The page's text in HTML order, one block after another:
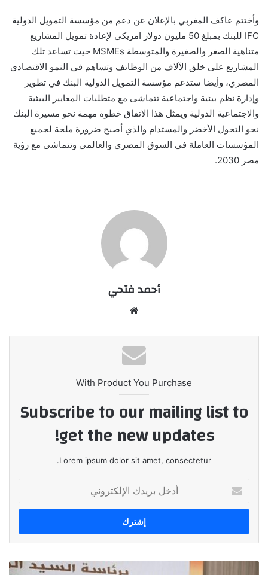
وأختتم عاكف المغربي بالإعلان عن دعم من مؤسسة التمويل الدولية
IFC للبنك بمبلغ 50 مليون دولار امريكي لإعادة تمويل المشاريع
متناهية الصغر والصغيرة والمتوسطة MSMEs حيث تساعد تلك
المشاريع على خلق الآلاف من الوظائف وتساهم في النمو الاقتصادي
المصري، وأيضا ستدعم مؤسسة التمويل الدولية البنك في تطوير
وإدارة نظم بيئية واجتماعية تتماشى مع متطلبات المعايير البيئية
والاجتماعية الدولية ويمثل هذا الاتفاق خطوة مهمة نحو مسيرة البنك
نحو التحول الأخضر والمستدام والذي أصبح ضرورة ملحة لجميع
المؤسسات العاملة في السوق المصري والعالمي وتتماشى مع رؤية
مصر 2030
.
أحمد فتحي
With Product You Purchase
Subscribe to our mailing list to
get the new updates!
Lorem ipsum dolor sit amet, consectetur.
بريدك
الإلكتروني